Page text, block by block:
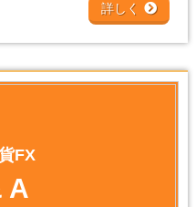
詳しく
FX
A